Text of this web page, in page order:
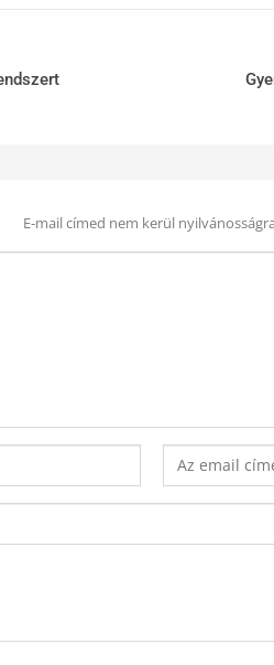
E-mail címed nem kerül